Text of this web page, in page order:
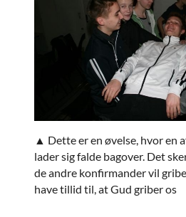
▲ Dette er en øvelse, hvor en
lader sig falde bagover. Det
de andre konfirmander vil
have tillid til, at Gud griber os